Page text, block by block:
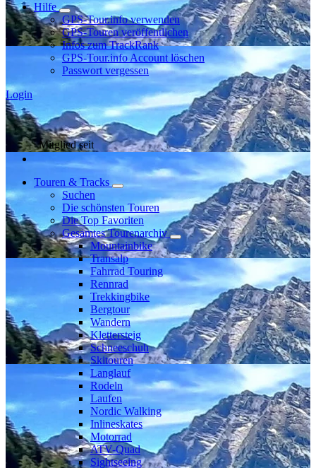
Hilfe
GPS-Tour.info verwenden
GPS-Touren veröffentlichen
Infos zum TrackRank
GPS-Tour.info Account löschen
Passwort vergessen
Login
Mitglied seit
Touren & Tracks
Suchen
Die schönsten Touren
Die Top Favoriten
Gesamtes Tourenarchiv
Mountainbike
Transalp
Fahrrad Touring
Rennrad
Trekkingbike
Bergtour
Wandern
Klettersteig
Schneeschuh
Skitouren
Langlauf
Rodeln
Laufen
Nordic Walking
Inlineskates
Motorrad
ATV-Quad
Sightseeing